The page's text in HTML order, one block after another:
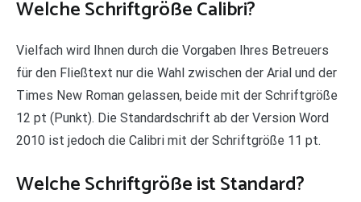
Welche Schriftgröße Calibri?
Vielfach wird Ihnen durch die Vorgaben Ihres Betreuers
für den Fließtext nur die Wahl zwischen der Arial und der
Times New Roman gelassen, beide mit der Schriftgröße
12 pt (Punkt). Die Standardschrift ab der Version Word
2010 ist jedoch die Calibri mit der Schriftgröße 11 pt.
Welche Schriftgröße ist Standard?